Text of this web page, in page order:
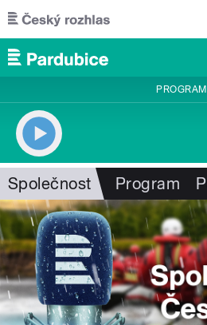
Přejít k hlavnímu obsahu
PROGRAM
Společnost Program